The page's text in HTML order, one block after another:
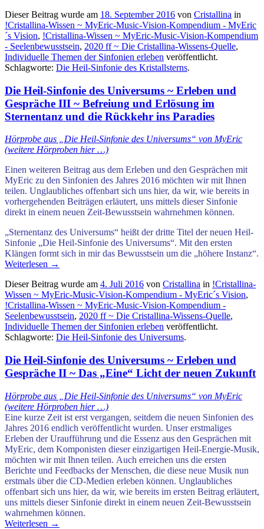
Dieser Beitrag wurde am 18. September 2016 von Cristallina in
!Cristallina-Wissen ~ MyEric-Music-Vision-Kompendium - MyEric
´s Vision, !Cristallina-Wissen ~ MyEric-Music-Vision-Kompendium
- Seelenbewusstsein, 2020 ff ~ Die Cristallina-Wissens-Quelle,
Individuelle Themen der Sinfonien erleben veröffentlicht.
Schlagworte: Die Heil-Sinfonie des Kristallsterns.
Die Heil-Sinfonie des Universums ~ Erleben und
Gespräche III ~ Befreiung und Erlösung im
Sternentanz und die Rückkehr ins Paradies
Hörprobe aus „Die Heil-Sinfonie des Universums“ von MyEric
(weitere Hörproben hier …)
Einen weiteren Beitrag aus dem Erleben und den Gesprächen mit
MyEric zu den Sinfonien des Jahres 2016 möchten wir mit Ihnen
teilen. Unglaubliches offenbart sich uns hier, da wir, wie bereits in
vorhergehenden Beiträgen erläutert, uns mittels dieser Sinfonie
direkt in einem neuen Zeit-Bewusstsein wahrnehmen können.
„Sternentanz des Universums“ heißt der dritte Titel der neuen Heil-
Sinfonie „Die Heil-Sinfonie des Universums“. Mit den ersten
Klängen formt sich in mir das Bewusstsein um die „höhere Instanz“.
Weiterlesen →
Dieser Beitrag wurde am 4. Juli 2016 von Cristallina in !Cristallina-
Wissen ~ MyEric-Music-Vision-Kompendium - MyEric´s Vision,
!Cristallina-Wissen ~ MyEric-Music-Vision-Kompendium -
Seelenbewusstsein, 2020 ff ~ Die Cristallina-Wissens-Quelle,
Individuelle Themen der Sinfonien erleben veröffentlicht.
Schlagworte: Die Heil-Sinfonie des Universums.
Die Heil-Sinfonie des Universums ~ Erleben und
Gespräche II ~ Das „Eine“ Licht der neuen Zukunft
Hörprobe aus „Die Heil-Sinfonie des Universums“ von MyEric
(weitere Hörproben hier …)
Eine kurze Zeit ist erst vergangen, seitdem die neuen Sinfonien des
Jahres 2016 endlich veröffentlicht wurden. Unser erstmaliges
Erleben der Uraufführung und die Essenz aus den Gesprächen mit
MyEric, dem Komponisten dieser einzigartigen Heil-Energie-Musik,
möchten wir mit Ihnen teilen. Auch erreichen uns die ersten
Berichte und Feedbacks der Menschen, die diese neue Musik nun
erstmals über die CD-Medien erleben können. Unglaubliches
offenbart sich uns hier, da wir, wie bereits im ersten Beitrag erläutert,
uns mittels dieser Sinfonie direkt in einem neuen Zeit-Bewusstsein
wahrnehmen können.
Weiterlesen →